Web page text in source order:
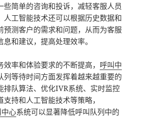
些简单的咨询和投诉，减轻客服人员
人工智能技术还可以根据历史数据和
预测客户的需求和问题，从而为客服
和建议，提高处理效率。
率和体验要求的不断提高， 呼叫中
列等待时间方面发挥着越来越重要的
排队算法、优化IVR系统、实时监控
持和人工智能技术等策略，
心系统可以显著降低呼叫队列中的